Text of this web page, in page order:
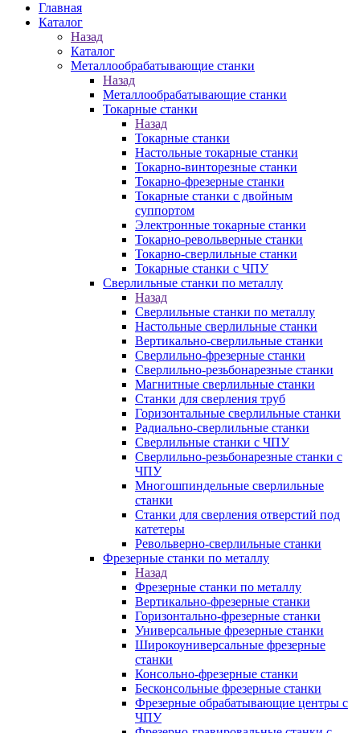
Главная
Каталог
Назад
Каталог
Металлообрабатывающие станки
Назад
Металлообрабатывающие станки
Токарные станки
Назад
Токарные станки
Настольные токарные станки
Токарно-винторезные станки
Токарно-фрезерные станки
Токарные станки с двойным
суппортом
Электронные токарные станки
Токарно-револьверные станки
Токарно-сверлильные станки
Токарные станки с ЧПУ
Сверлильные станки по металлу
Назад
Сверлильные станки по металлу
Настольные сверлильные станки
Вертикально-сверлильные станки
Сверлильно-фрезерные станки
Сверлильно-резьбонарезные станки
Магнитные сверлильные станки
Станки для сверления труб
Горизонтальные сверлильные станки
Радиально-сверлильные станки
Сверлильные станки с ЧПУ
Сверлильно-резьбонарезные станки с
ЧПУ
Многошпиндельные сверлильные
станки
Станки для сверления отверстий под
катетеры
Револьверно-сверлильные станки
Фрезерные станки по металлу
Назад
Фрезерные станки по металлу
Вертикально-фрезерные станки
Горизонтально-фрезерные станки
Универсальные фрезерные станки
Широкоуниверсальные фрезерные
станки
Консольно-фрезерные станки
Бесконсольные фрезерные станки
Фрезерные обрабатывающие центры с
ЧПУ